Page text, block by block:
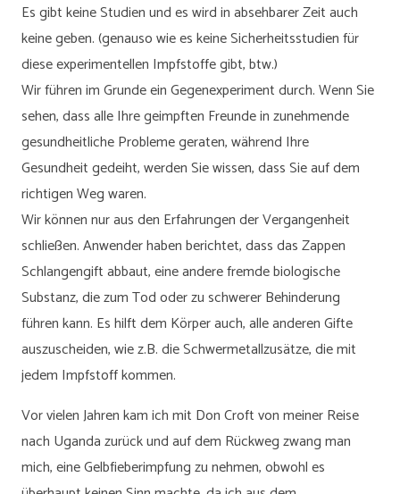
Es gibt keine Studien und es wird in absehbarer Zeit auch
keine geben. (genauso wie es keine Sicherheitsstudien für
diese experimentellen Impfstoffe gibt, btw.)
Wir führen im Grunde ein Gegenexperiment durch. Wenn Sie
sehen, dass alle Ihre geimpften Freunde in zunehmende
gesundheitliche Probleme geraten, während Ihre
Gesundheit gedeiht, werden Sie wissen, dass Sie auf dem
richtigen Weg waren.
Wir können nur aus den Erfahrungen der Vergangenheit
schließen. Anwender haben berichtet, dass das Zappen
Schlangengift abbaut, eine andere fremde biologische
Substanz, die zum Tod oder zu schwerer Behinderung
führen kann. Es hilft dem Körper auch, alle anderen Gifte
auszuscheiden, wie z.B. die Schwermetallzusätze, die mit
jedem Impfstoff kommen.
Vor vielen Jahren kam ich mit Don Croft von meiner Reise
nach Uganda zurück und auf dem Rückweg zwang man
mich, eine Gelbfieberimpfung zu nehmen, obwohl es